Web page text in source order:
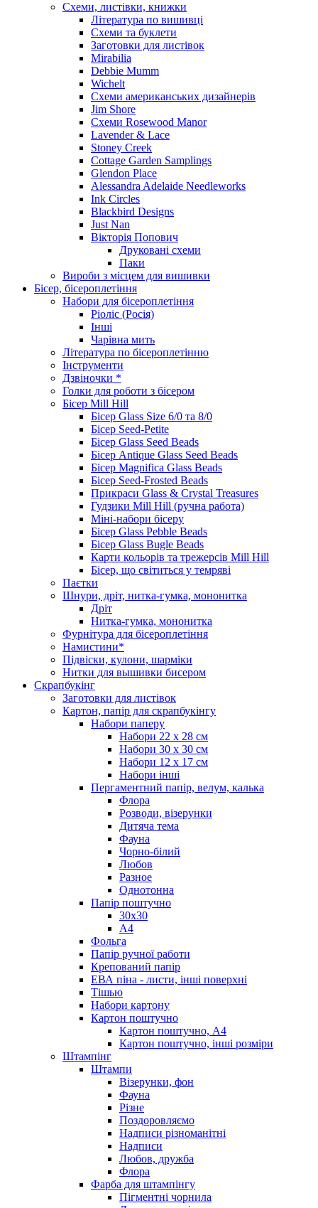
Схеми, листівки, книжки
Література по вишивці
Схеми та буклети
Заготовки для листівок
Mirabilia
Debbie Mumm
Wichelt
Схеми американських дизайнерів
Jim Shore
Cхеми Rosewood Manor
Lavender & Lace
Stoney Creek
Cottage Garden Samplings
Glendon Place
Alessandra Adelaide Needleworks
Ink Circles
Blackbird Designs
Just Nan
Вікторія Попович
Друковані схеми
Паки
Вироби з місцем для вишивки
Бісер, бісероплетіння
Набори для бісероплетіння
Ріоліс (Росія)
Інші
Чарівна мить
Література по бісероплетінню
Інструменти
Дзвіночки *
Голки для роботи з бісером
Бісер Mill Hill
Бісер Glass Size 6/0 та 8/0
Бісер Seed-Petite
Бісер Glass Seed Beads
Бісер Antique Glass Seed Beads
Бісер Magnifica Glass Beads
Бісер Seed-Frosted Beads
Прикраси Glass & Crystal Treasures
Гудзики Mill Hill (ручна работа)
Міні-набори бісеру
Бісер Glass Pebble Beads
Бісер Glass Bugle Beads
Карти кольорів та трежерсів Mill Hill
Бісер, що світиться у темряві
Паєтки
Шнури, дріт, нитка-гумка, мононитка
Дріт
Нитка-гумка, мононитка
Фурнітура для бісероплетіння
Намистини*
Підвіски, кулони, шарміки
Нитки для вышивки бисером
Скрапбукінг
Заготовки для листівок
Картон, папір для скрапбукінгу
Набори паперу
Набори 22 х 28 см
Набори 30 х 30 см
Набори 12 х 17 см
Набори інші
Пергаментний папір, велум, калька
Флора
Розводи, візерунки
Дитяча тема
Фауна
Чорно-білий
Любов
Разное
Однотонна
Папір поштучно
30х30
А4
Фольга
Папір ручної работи
Крепований папір
ЕВА піна - листи, інші поверхні
Тішью
Набори картону
Картон поштучно
Картон поштучно, А4
Картон поштучно, інші розміри
Штампінг
Штампи
Візерунки, фон
Фауна
Різне
Поздоровляємо
Надписи різноманітні
Надписи
Любов, дружба
Флора
Фарба для штампінгу
Пігментні чорнила